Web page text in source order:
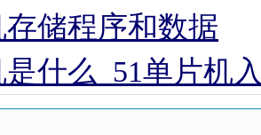
存储程序和数据
是什么_51单片机